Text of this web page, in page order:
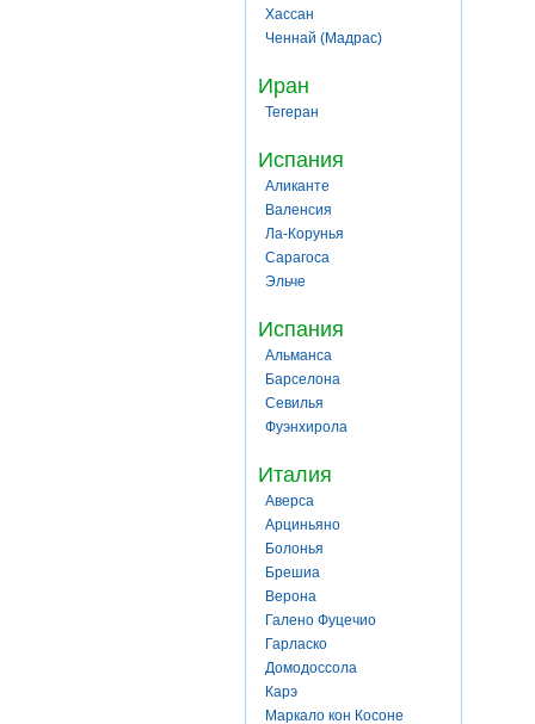
Хассан
Ченнай (Мадрас)
Иран
Тегеран
Испания
Аликанте
Валенсия
Ла-Корунья
Сарагоса
Эльче
Испания
Альманса
Барселона
Севилья
Фуэнхирола
Италия
Аверса
Арциньяно
Болонья
Брешиа
Верона
Галено Фуцечио
Гарласко
Домодоссола
Карэ
Маркало кон Косоне